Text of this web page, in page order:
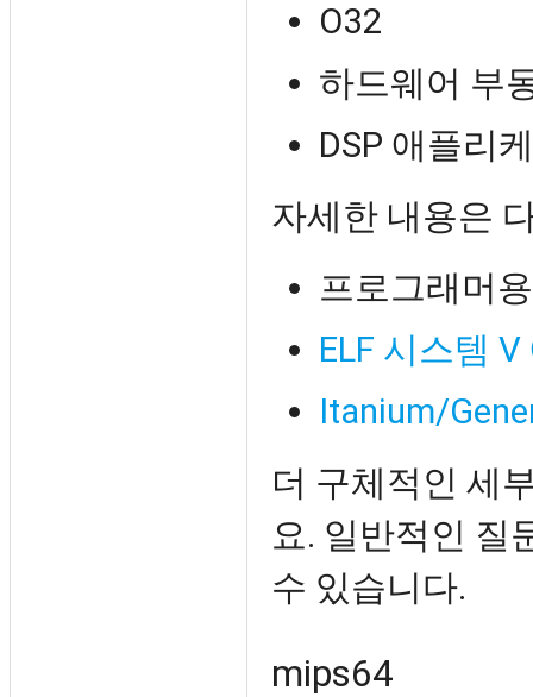
O32
하드웨어 부
DSP 애플리
자세한 내용은
프로그래머
ELF 시스템
Itanium/
더 구체적인 세
요. 일반적인 질
수 있습니다.
mips64